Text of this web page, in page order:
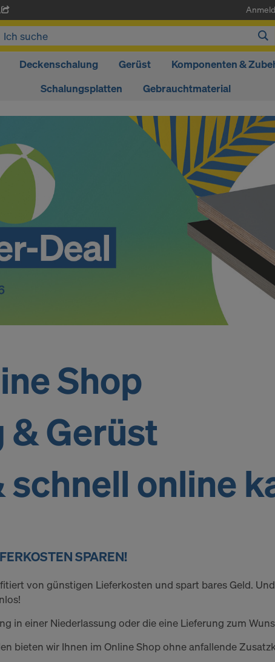
Deckenschalung Gerüst Komponenten &
Schalungsplatten
Gebrauchtmaterial
Shop
& Gerüst
schnell online
SPAREN!
von günstigen Lieferkosten und spart bares Geld.
in einer Niederlassung oder die eine Lieferung zum
bieten wir Ihnen im Online Shop ohne anfallende